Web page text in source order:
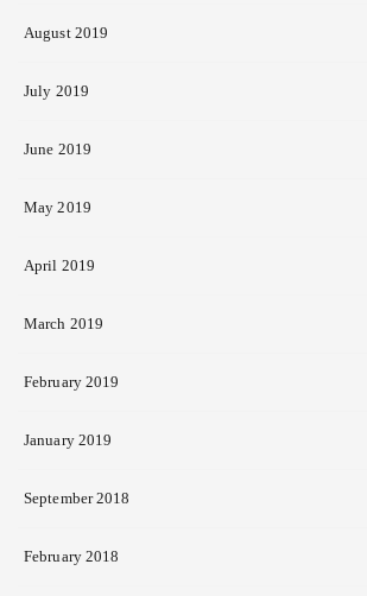
August 2019
July 2019
June 2019
May 2019
April 2019
March 2019
February 2019
January 2019
September 2018
February 2018